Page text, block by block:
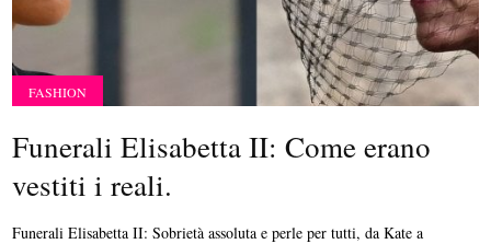
FASHION
Funerali Elisabetta II: Come erano
vestiti i reali.
Funerali Elisabetta II: Sobrietà assoluta e perle per tutti, da Kate a